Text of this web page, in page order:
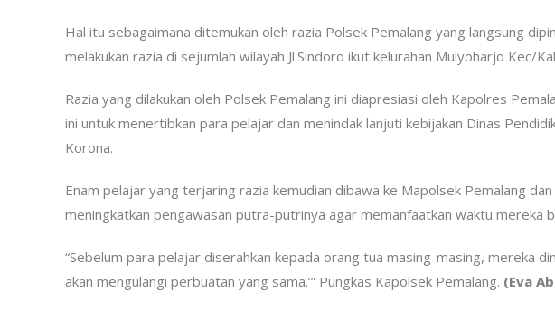
Hal itu sebagaimana ditemukan oleh razia Polsek Pemalang yang langsung
melakukan razia di sejumlah wilayah Jl.Sindoro ikut kelurahan Mulyoharjo Kec/
Razia yang dilakukan oleh Polsek Pemalang ini diapresiasi oleh Kapolres
ini untuk menertibkan para pelajar dan menindak lanjuti kebijakan Dinas
Korona.
Enam pelajar yang terjaring razia kemudian dibawa ke Mapolsek Pemalang
meningkatkan pengawasan putra-putrinya agar memanfaatkan waktu mereka
“Sebelum para pelajar diserahkan kepada orang tua masing-masing, mereka
akan mengulangi perbuatan yang sama.’” Pungkas Kapolsek Pemalang. (Eva